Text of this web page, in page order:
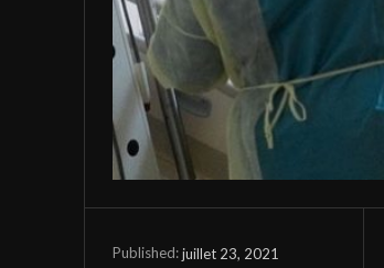
Published:juillet 23, 2021